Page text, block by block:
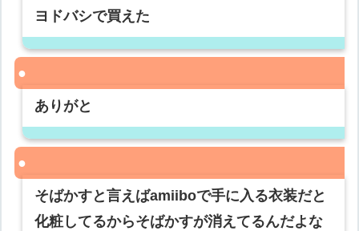
ヨドバシで買えた
ありがと
そばかすと言えばamiiboで手に入る衣装だと
化粧してるからそばかすが消えてるんだよな